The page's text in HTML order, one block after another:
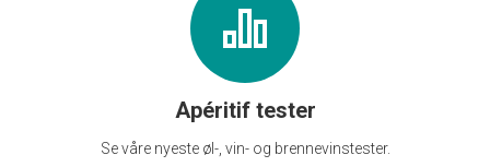
Apéritif tester
Se våre nyeste øl-, vin- og brennevinstester.